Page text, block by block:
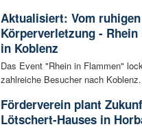
Aktualisiert: Vom
Körperverletzung - Rhein
in Koblenz
Das Event "Rhein in Flammen"
zahlreiche Besucher nach
Förderverein plant
Lötschert-Hauses in